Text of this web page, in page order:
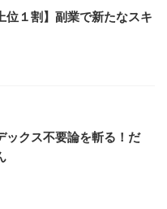
位１割】副業で新たなスキ
ックス不要論を斬る！だ